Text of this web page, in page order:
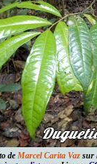
de Marcel Carita Vaz sur